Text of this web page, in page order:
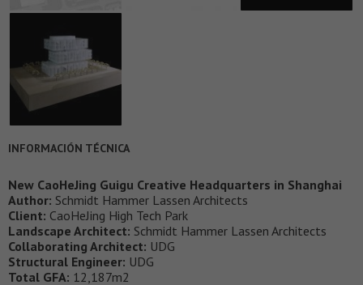
INFORMACIÓN TÉCNICA
New CaoHeJing Guigu Creative Headquarters in Shanghai
Author: Schmidt Hammer Lassen Architects
Client: CaoHeJing High Tech Park
Landscape Architect: Schmidt Hammer Lassen Architects
Collaborating Architect: UDG
Structural Engineer: UDG
Total GFA: 12,187m2